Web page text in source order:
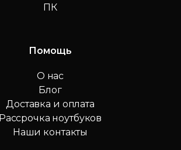
ПК
Помощь
О нас
Блог
Доставка и оплата
Рассрочка ноутбуков
Наши контакты